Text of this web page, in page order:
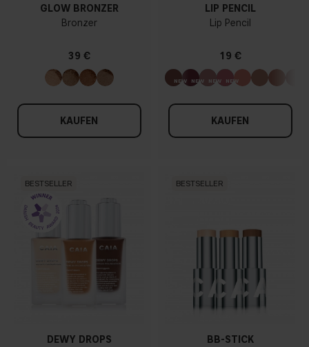
GLOW BRONZER
Bronzer
39 €
KAUFEN
LIP PENCIL
Lip Pencil
19 €
KAUFEN
BESTSELLER
DEWY DROPS
BESTSELLER
BB-STICK